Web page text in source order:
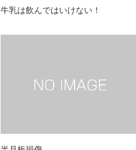
牛乳は飲んではいけない！